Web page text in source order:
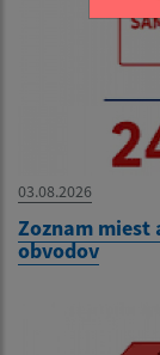
03.08.2026
Zoznam miest
obvodov